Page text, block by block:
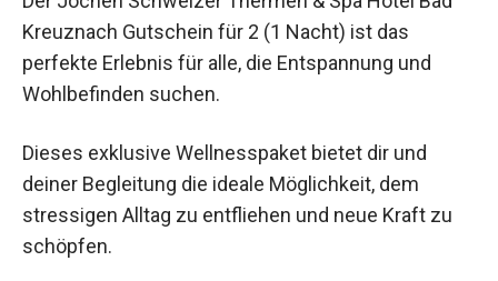
Kreuznach Gutschein für 2 (1 Nacht) ist das
perfekte Erlebnis für alle, die Entspannung und
Wohlbefinden suchen.
Dieses exklusive Wellnesspaket bietet dir und
deiner Begleitung die ideale Möglichkeit, dem
stressigen Alltag zu entfliehen und neue Kraft zu
schöpfen.